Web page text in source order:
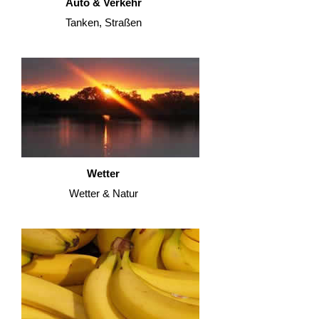
Auto & Verkehr
Tanken, Straßen
Wetter
Wetter & Natur